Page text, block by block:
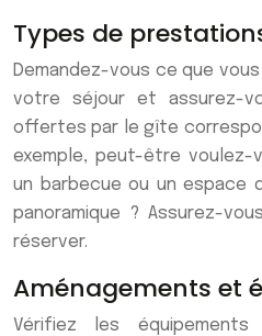
Types de
Demandez-vous ce que
votre séjour et assurez-
offertes par le gîte
exemple, peut-être voulez-
un barbecue ou un espace
panoramique ? Assurez-
réserver.
Aménagements et
Vérifiez les